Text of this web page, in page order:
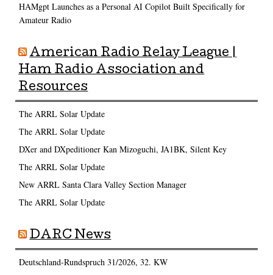
HAMgpt Launches as a Personal AI Copilot Built Specifically for
Amateur Radio
American Radio Relay League |
Ham Radio Association and
Resources
The ARRL Solar Update
The ARRL Solar Update
DXer and DXpeditioner Kan Mizoguchi, JA1BK, Silent Key
The ARRL Solar Update
New ARRL Santa Clara Valley Section Manager
The ARRL Solar Update
DARC News
Deutschland-Rundspruch 31/2026, 32. KW